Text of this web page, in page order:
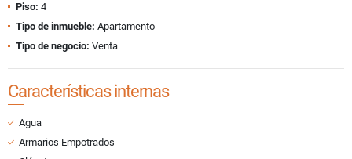
Piso: 4
Tipo de inmueble: Apartamento
Tipo de negocio: Venta
Características internas
Agua
Armarios Empotrados